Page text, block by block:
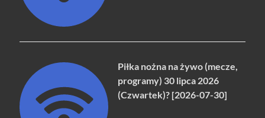
Piłka nożna na żywo (mecze,
programy) 30 lipca 2026
(Czwartek)? [2026-07-30]